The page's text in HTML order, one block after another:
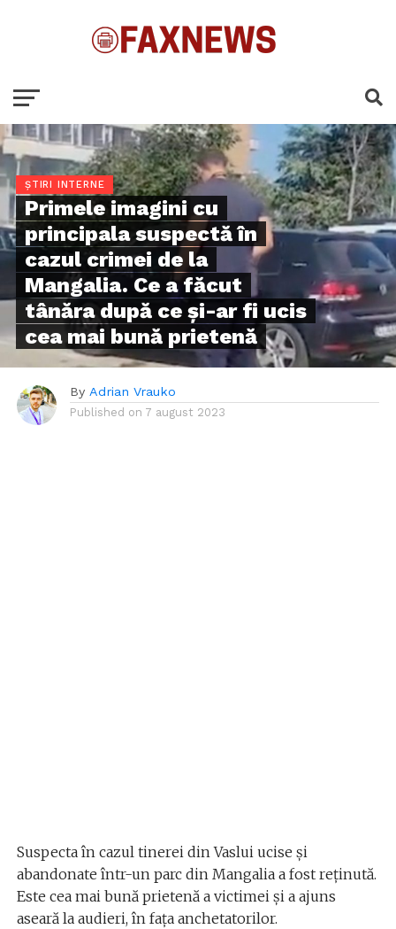
ȘTIRI INTERNE
Primele imagini cu
principala suspectă în
cazul crimei de la
Mangalia. Ce a făcut
tânăra după ce și-ar fi ucis
cea mai bună prietenă
By Adrian Vrauko
Published on 7 august 2023
Suspecta în cazul tinerei din Vaslui ucise și
abandonate într-un parc din Mangalia a fost reținută.
Este cea mai bună prietenă a victimei și a ajuns
aseară la audieri, în fața anchetatorilor.